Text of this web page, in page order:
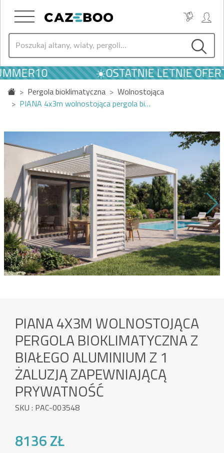
☀️OSTATNIE LETNIE
Pergola bioklimatyczna
Wolnostojąca
PIANA 4x3m wolnostojąca pergola bi…
PIANA 4X3M WOLNOSTOJĄCA
PERGOLA BIOKLIMATYCZNA Z
BIAŁEGO ALUMINIUM Z 1
ŻALUZJĄ ZAPEWNIAJĄCĄ
PRYWATNOŚĆ
SKU : PAC-003548
8136 ZŁ